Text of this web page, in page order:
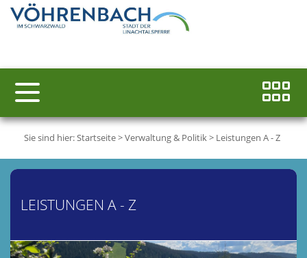
Sie sind hier:Startseite>Verwaltung & Politik> Leistungen A - Z
LEISTUNGEN A - Z